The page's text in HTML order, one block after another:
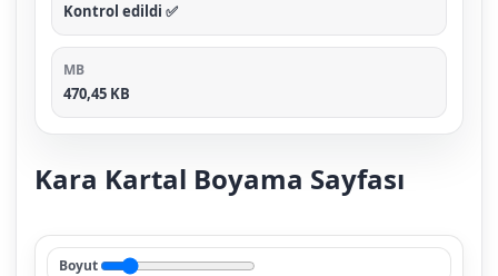
Kontrol edildi ✅
MB
470,45 KB
Kara Kartal Boyama Sayfası
Boyut